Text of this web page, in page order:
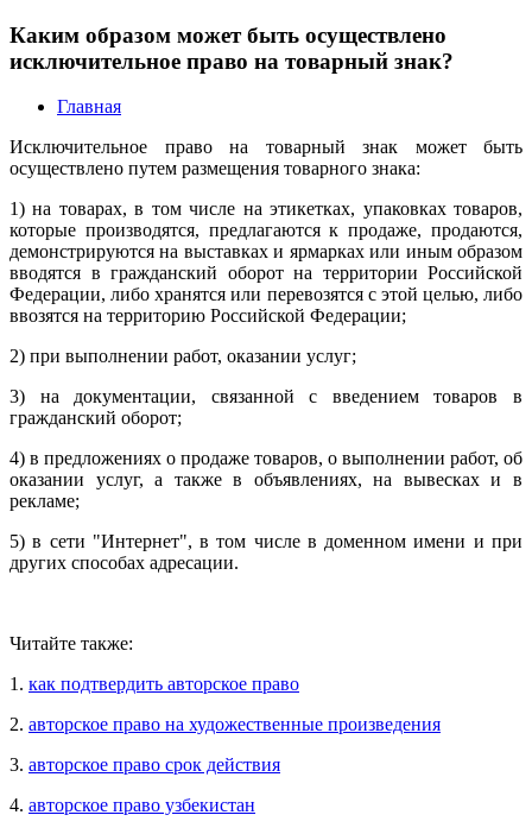
Каким образом может быть осуществлено
исключительное право на товарный знак?
Главная
Исключительное право на товарный знак может быть
осуществлено путем размещения товарного знака:
1) на товарах, в том числе на этикетках, упаковках товаров,
которые производятся, предлагаются к продаже, продаются,
демонстрируются на выставках и ярмарках или иным образом
вводятся в гражданский оборот на территории Российской
Федерации, либо хранятся или перевозятся с этой целью, либо
ввозятся на территорию Российской Федерации;
2) при выполнении работ, оказании услуг;
3) на документации, связанной с введением товаров в
гражданский оборот;
4) в предложениях о продаже товаров, о выполнении работ, об
оказании услуг, а также в объявлениях, на вывесках и в
рекламе;
5) в сети "Интернет", в том числе в доменном имени и при
других способах адресации.
Читайте также:
1. как подтвердить авторское право
2. авторское право на художественные произведения
3. авторское право срок действия
4. авторское право узбекистан